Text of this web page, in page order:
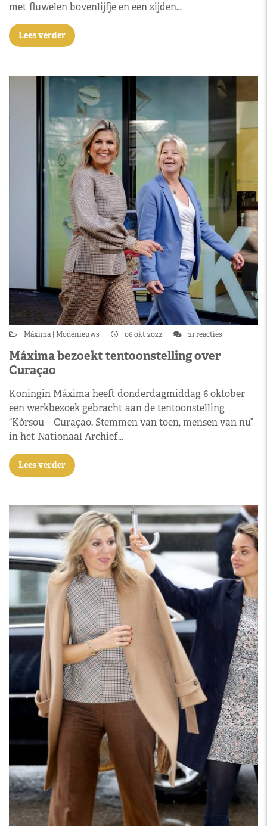
met fluwelen bovenlijfje en een zijden…
Lees verder
Máxima Modenieuws 06 okt 2022 21 reacties
Máxima bezoekt tentoonstelling over
Curaçao
Koningin Máxima heeft donderdagmiddag 6 oktober
een werkbezoek gebracht aan de tentoonstelling
“Kòrsou – Curaçao. Stemmen van toen, mensen van nu”
in het Nationaal Archief…
Lees verder